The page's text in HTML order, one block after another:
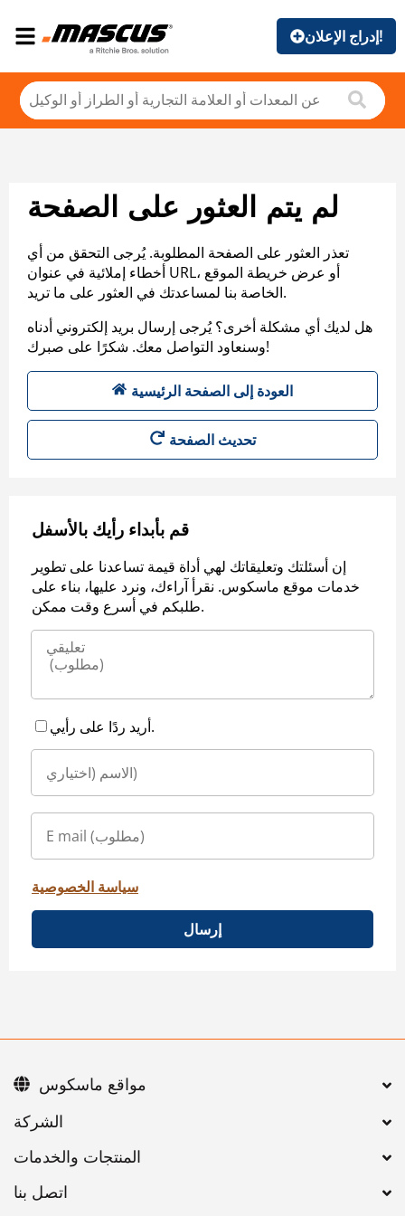
إدراج الإعلان!
لم يتم العثور على الصفحة
تعذر العثور على الصفحة المطلوبة. يُرجى التحقق من أي
أخطاء إملائية في عنوان URL، أو عرض خريطة الموقع
الخاصة بنا لمساعدتك في العثور على ما تريد.
هل لديك أي مشكلة أخرى؟ يُرجى إرسال بريد إلكتروني أدناه
وسنعاود التواصل معك. شكرًا على صبرك!
العودة إلى الصفحة الرئيسية
تحديث الصفحة
قم بأبداء رأيك بالأسفل
إن أسئلتك وتعليقاتك لهي أداة قيمة تساعدنا على تطوير
خدمات موقع ماسكوس. نقرأ آراءك، ونرد عليها، بناء على
طلبكم في أسرع وقت ممكن.
أريد ردًا على رأيي.
سياسة الخصوصية
إرسال
اتصل بنا
مواقع ماسكوس